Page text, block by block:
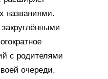
названиями.
с родителями
очереди,